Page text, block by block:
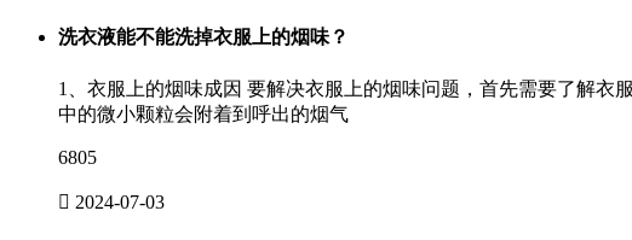
洗衣液能不能洗掉衣服上的烟味？
1、衣服上的烟味成因 要解决衣服上的烟味问题，首先需要了解
中的微小颗粒会附着到呼出的烟气
6805
 2024-07-03